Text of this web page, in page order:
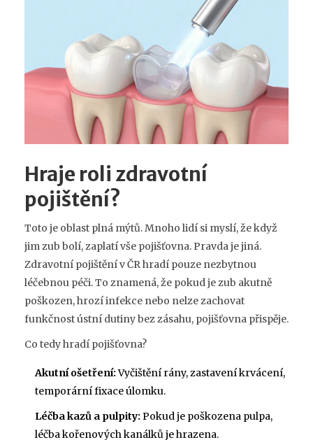
Hraje roli zdravotní
pojištění?
Toto je oblast plná mýtů. Mnoho lidí si myslí, že když
jim zub bolí, zaplatí vše pojišťovna. Pravda je jiná.
Zdravotní pojištění v ČR hradí pouze nezbytnou
léčebnou péči. To znamená, že pokud je zub akutně
poškozen, hrozí infekce nebo nelze zachovat
funkčnost ústní dutiny bez zásahu, pojišťovna přispěje.
Co tedy hradí pojišťovna?
Akutní ošetření:Vyčištění rány, zastavení krvácení,
temporární fixace úlomku.
Léčba kazů a pulpity: Pokud je poškozena pulpa,
léčba kořenových kanálků je hrazena.